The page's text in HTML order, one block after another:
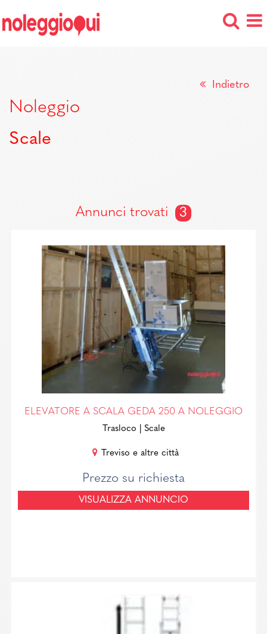
Indietro
Noleggio
Scale
Annunci trovati 3
ELEVATORE A SCALA GEDA 250 A NOLEGGIO
Trasloco | Scale
Treviso e altre città
Prezzo su richiesta
VISUALIZZA ANNUNCIO